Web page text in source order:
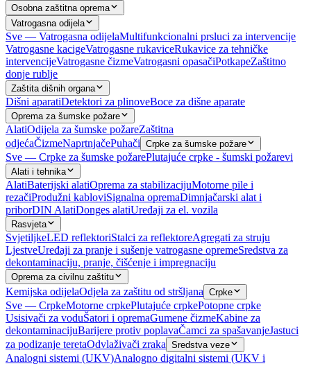
Osobna zaštitna oprema
Vatrogasna odijela
Sve — Vatrogasna odijelaMultifunkcionalni prsluci za intervencije
Vatrogasne kacigeVatrogasne rukaviceRukavice za tehničke
intervencijeVatrogasne čizmeVatrogasni opasačiPotkapeZaštitno
donje rublje
Zaštita dišnih organa
Dišni aparatiDetektori za plinoveBoce za dišne aparate
Oprema za šumske požare
AlatiOdijela za šumske požareZaštitna
odjećaČizmeNaprtnjačePuhači Crpke za šumske požare
Sve — Crpke za šumske požarePlutajuće crpke - šumski požarevi
Alati i tehnika
AlatiBaterijski alatiOprema za stabilizacijuMotorne pile i
rezačiProdužni kabloviSignalna opremaDimnjačarski alat i
priborDIN AlatiDonges alatiUređaji za el. vozila
Rasvjeta
SvjetiljkeLED reflektoriStalci za reflektoreAgregati za struju
LjestveUređaji za pranje i sušenje vatrogasne opremeSredstva za
dekontaminaciju, pranje, čišćenje i impregnaciju
Oprema za civilnu zaštitu
Kemijska odijelaOdjela za zaštitu od stršljana Crpke
Sve — CrpkeMotorne crpkePlutajuće crpkePotopne crpke
Usisivači za voduŠatori i opremaGumene čizmeKabine za
dekontaminacijuBarijere protiv poplavaČamci za spašavanjeJastuci
za podizanje teretaOdvlaživači zraka Sredstva veze
Analogni sistemi (UKV)Analogno digitalni sistemi (UKV i